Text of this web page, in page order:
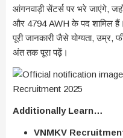
आंगनवाड़ी सेंटर्स पर भरे जाएंगे,
और 4794 AWH के पद शामिल
पूरी जानकारी जैसे योग्यता,
अंत तक पूरा पढ़ें।
Additionally Learn…
VNMKV